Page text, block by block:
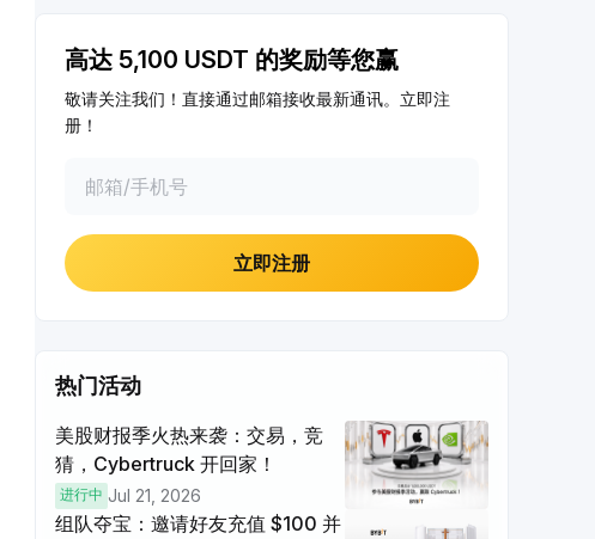
在社媒上分享文章 (0/5)
每完成一次，经验值+2
每完成一次，经验值
首次完成
合约交易量 ≥ $1000
每完成一次，经验值+15
期权交易量 ≥ $2000
高达 5,100 USDT 的奖励等您赢
敬请关注我们！直接通过邮箱接收最新通讯。立即注
册！
立即注册
热门活动
美股财报季火热来袭：交易，竞
猜，Cybertruck 开回家！
进行中 Jul 21, 2026
组队夺宝：邀请好友充值 $100 并